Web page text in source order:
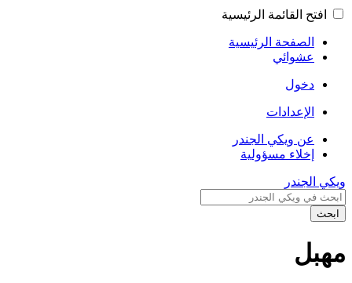
افتح القائمة الرئيسية
الصفحة الرئيسية
عشوائي
دخول
الإعدادات
عن ويكي الجندر
إخلاء مسؤولية
ويكي الجندر
ابحث
مهبل